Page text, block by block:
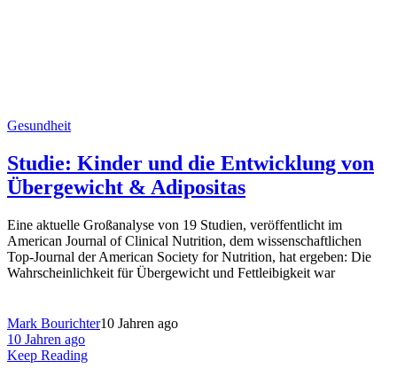
Gesundheit
Studie: Kinder und die Entwicklung von
Übergewicht & Adipositas
Eine aktuelle Großanalyse von 19 Studien, veröffentlicht im
American Journal of Clinical Nutrition, dem wissenschaftlichen
Top-Journal der American Society for Nutrition, hat ergeben: Die
Wahrscheinlichkeit für Übergewicht und Fettleibigkeit war
Mark Bourichter10 Jahren ago
10 Jahren ago
Keep Reading